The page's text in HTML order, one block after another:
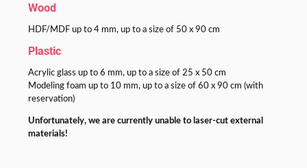
Wood
HDF/MDF up to 4 mm, up to a size of 50 x 90 cm
Plastic
Acrylic glass up to 6 mm, up to a size of 25 x 50 cm
Modeling foam up to 10 mm, up to a size of 60 x 90 cm (with
reservation)
Unfortunately, we are currently unable to laser-cut external
materials!